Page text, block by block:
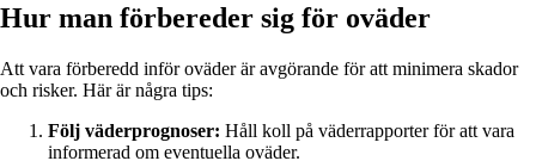
Hur man förbereder sig för oväder
Att vara förberedd inför oväder är avgörande för att minimera skador
och risker. Här är några tips:
Följ väderprognoser: Håll koll på väderrapporter för att vara
informerad om eventuella oväder.